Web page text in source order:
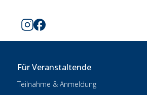
Für Veranstaltende
Teilnahme & Anmeldung